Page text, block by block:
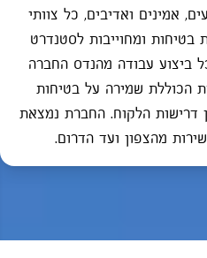
אמינים ואדיבים, כל צוותי
ומחוייבות לסטנדרט
ביצוע עבודה מהנדס החברה
הכוללת שמירה על בטיחות
דרישות הלקוח. החברת נמצאת
מהצפון ועד הדרום.